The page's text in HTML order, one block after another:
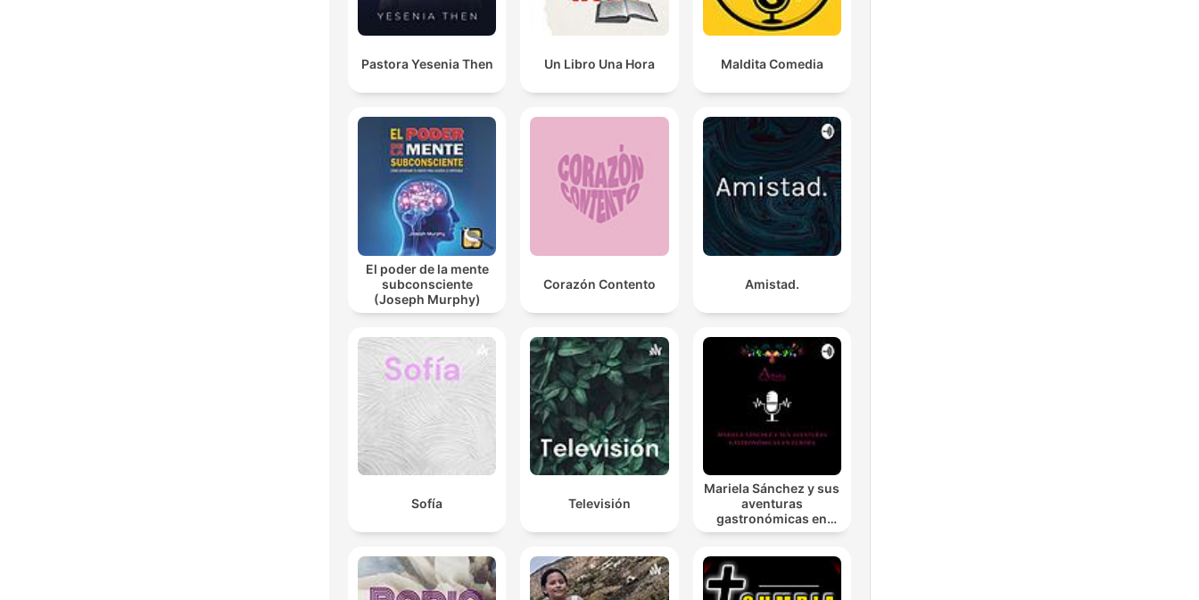
Pastora Yesenia Then Un Libro Una Hora Maldita Comedia
El poder de la mente
subconsciente
(Joseph Murphy)
Corazón Contento Amistad.
Sofía Televisión
Mariela Sánchez y sus
aventuras
gastronómicas en
Europa